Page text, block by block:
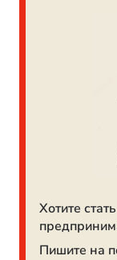
Хотите
Пишите на